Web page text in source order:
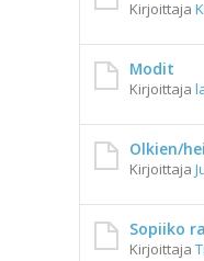
Kirjoittaja
Modit
Kirjoittaja
Olkien/
Kirjoittaja
Sopiiko
Kirjoittaja